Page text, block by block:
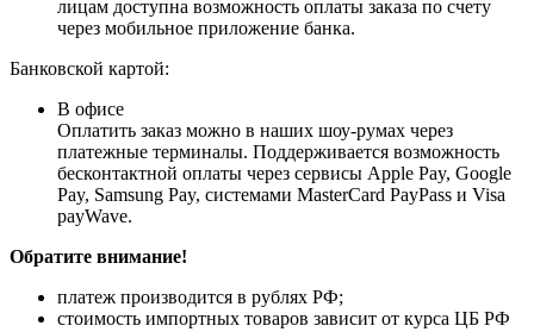
лицам доступна возможность оплаты заказа по счету
через мобильное приложение банка.
Банковской картой:
В офисе
Оплатить заказ можно в наших шоу-румах через
платежные терминалы. Поддерживается возможность
бесконтактной оплаты через сервисы Apple Pay, Google
Pay, Samsung Pay, системами MasterCard PayPass и Visa
payWave.
Обратите внимание!
платеж производится в рублях РФ;
стоимость импортных товаров зависит от курса ЦБ РФ